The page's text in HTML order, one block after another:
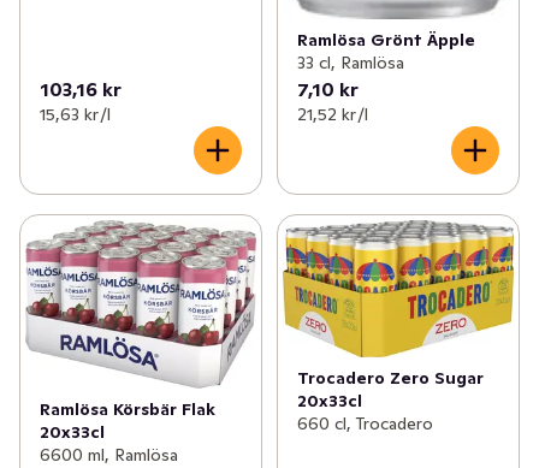
103,16 kr
15,63 kr /l
Ramlösa Grönt Äpple
33 cl, Ramlösa
7,10 kr
21,52 kr /l
Ramlösa Körsbär Flak
20x33cl
6600 ml, Ramlösa
Trocadero Zero Sugar
20x33cl
660 cl, Trocadero